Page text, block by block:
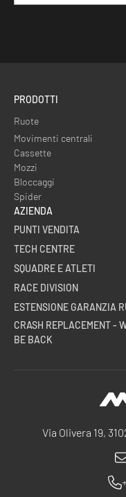
Via Olivera 19,
PRODOTTI
Ruote
Movimenti centrali
Cassette
Mozzi
Bloccaggi
Spider
AZIENDA
PUNTI VENDITA
TECH CENTRE
SQUADRE E ATLETI
RACE DIVISION
ESTENSIONE GARANZIA
CRASH REPLACEMENT -
BE BACK